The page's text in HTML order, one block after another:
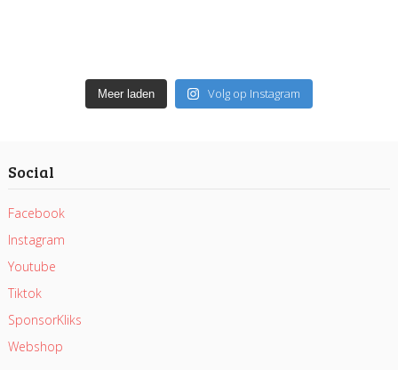
Meer laden Volg op Instagram
Social
Facebook
Instagram
Youtube
Tiktok
SponsorKliks
Webshop